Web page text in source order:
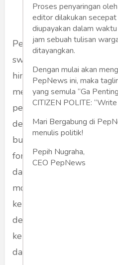
Pemerintah menargetkan
swasembada pangan
hingga tiga tahun
mencerminkan
pemerintah dalam
demi kemandirian
bukan tanpa dasar, sebab
fondasi telah disiapkan
dari pembukaan kawasan
modernisasi alat dan
kebijakan penguatan
desa. Dengan sinergi
kementerian dan
dalam waktu relatif
Proses penyaringan
editor dilakukan secepat
diupayakan dalam
jam sebuah tulisan
ditayangkan.
Dengan mulai akan
PepNews ini, maka
yang semula “Ga
CITIZEN POLITE:
Mari Bergabung di
menulis politik!
Pepih Nugraha,
CEO PepNews